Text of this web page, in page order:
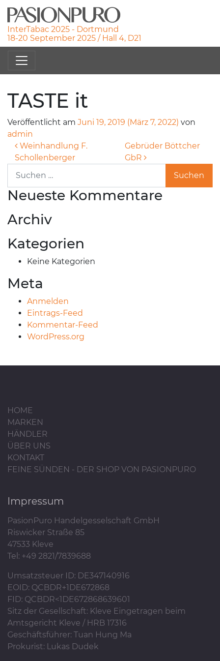
InterTabac 2025 - Dortmund
18-20 September 2025 / Hall 4, D21
TASTE it
Veröffentlicht am Juni 19, 2019 (März 7, 2022) von
admin
Beitragsnavigation
Weinhandlung F.
Schollenberger
Gebrüder Böttcher
GbR
Neueste Kommentare
Archiv
Kategorien
Keine Kategorien
Meta
Anmelden
Eintrags-Feed
Kommentar-Feed
WordPress.org
HOME
MARKEN
HÄNDLER
ÜBER UNS
KONTAKT
FEINE SÜNDEN - DER SHOP VON PASIONPURO
Impressum
PasionPuro Handelgesselschaft GmbH
Riswicker Straße 85
47533 Kleve
Tel: +49 2821/7839688
Umsatzsteuer ID: DE347140916
EOID: QCBDR+1DE672868
FID: QCBDR<1DE672868639601
Sitz der Gesellschaft: Kleve Eingetragen beim
Amtsgericht Kleve / HRB 17316
Geschäftsführer: Tuan Hung Ma
Prokurist: Lukas Dudek